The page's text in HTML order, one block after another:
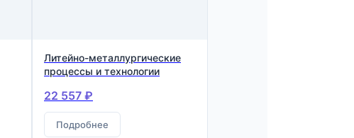
Литейно-металлургические
процессы и технологии
22 557 ₽
Подробнее